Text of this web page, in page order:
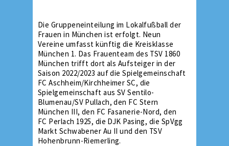
Die Gruppeneinteilung im Lokalfußball der
Frauen in München ist erfolgt. Neun
Vereine umfasst künftig die Kreisklasse
München 1. Das Frauenteam des TSV 1860
München trifft dort als Aufsteiger in der
Saison 2022/2023 auf die Spielgemeinschaft
FC Aschheim/Kirchheimer SC, die
Spielgemeinschaft aus SV Sentilo-
Blumenau/SV Pullach, den FC Stern
München III, den FC Fasanerie-Nord, den
FC Perlach 1925, die DJK Pasing, die SpVgg
Markt Schwabener Au II und den TSV
Hohenbrunn-Riemerling.